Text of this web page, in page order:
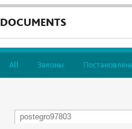
DOCUMENTS
All Законы